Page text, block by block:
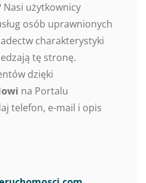
Nasi użytkownicy
osób uprawnionych
charakterystyki
tę stronę.
dzięki
na Portalu
telefon, e-mail i opis